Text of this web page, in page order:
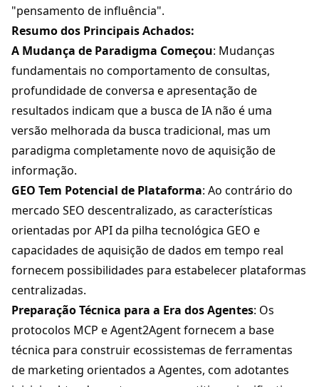
"pensamento de influência".
Resumo dos Principais Achados:
A Mudança de Paradigma Começou: Mudanças
fundamentais no comportamento de consultas,
profundidade de conversa e apresentação de
resultados indicam que a busca de IA não é uma
versão melhorada da busca tradicional, mas um
paradigma completamente novo de aquisição de
informação.
GEO Tem Potencial de Plataforma: Ao contrário do
mercado SEO descentralizado, as características
orientadas por API da pilha tecnológica GEO e
capacidades de aquisição de dados em tempo real
fornecem possibilidades para estabelecer plataformas
centralizadas.
Preparação Técnica para a Era dos Agentes: Os
protocolos MCP eAgent2Agentfornecem a base
técnica para construir ecossistemas de ferramentas
de marketing orientados a Agentes, com adotantes